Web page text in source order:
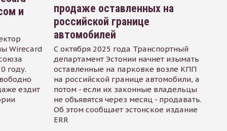
и
Wirecard
году.
ездит
продаже оставленных на
российской границе
автомобилей
С октября 2025 года Транспортный
департамент Эстонии начнет изымать
оставленные на парковке возле КПП
на российской границе автомобили, а
потом - если их законные владельцы
не объявятся через месяц - продавать.
Об этом сообщает эстонское издание
ERR